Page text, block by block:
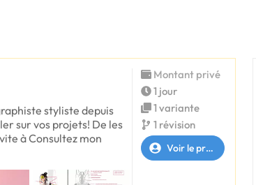
styliste depuis
sur vos projets! De les
à Consultez mon
Montant privé
1 jour
1 variante
1 révision
Voir le profil